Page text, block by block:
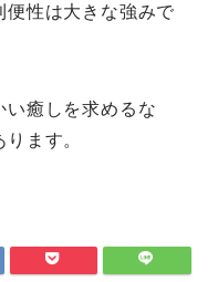
便性は大きな強みで
い癒しを求めるな
ます。